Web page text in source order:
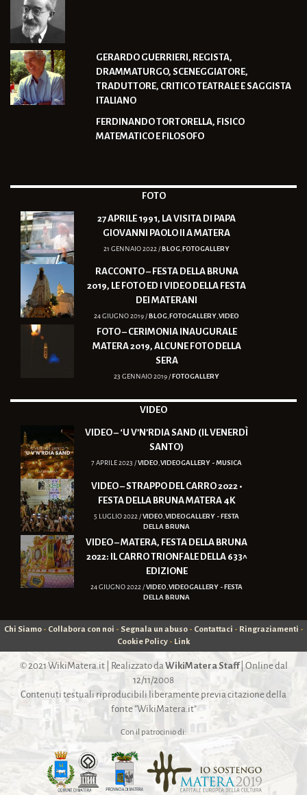
GERARDO GUERRIERI, REGISTA,
DRAMMATURGO, SCENEGGIATORE,
TRADUTTORE, CRITICO TEATRALE E SAGGISTA
ITALIANO
FERDINANDO TORTORELLA, FISICO
MATEMATICO E FILOSOFO
FOTO
27 APRILE 1991, LA VISITA DI PAPA
GIOVANNI PAOLO II A MATERA
21 GENNAIO 2022 /BLOG ,FOTOGALLERY
RACCONTO – FESTA DELLA BRUNA
2019, LE FOTO ED I VIDEO DELLA FESTA
DEI MATERANI
24 GIUGNO 2019 /BLOG,FOTOGALLERY,VIDEO
FOTO – CERIMONIA INAUGURALE
MATERA 2019, ALCUNE FOTO DELLA
SERA
23 GENNAIO 2019 /FOTOGALLERY
VIDEO
VIDEO – ‘U V’N’RDIA SAND (IL VENERDÌ
SANTO)
7 APRILE 2023 /VIDEO,VIDEOGALLERY - MUSICA
VIDEO – STRAPPO DEL CARRO 2022 •
FESTA DELLA BRUNA MATERA 4K
5 LUGLIO 2022 /VIDEO ,VIDEOGALLERY - FESTA
DELLA BRUNA
VIDEO – MATERA, FESTA DELLA BRUNA
2022: IL CARRO TRIONFALE DELLA 633^
EDIZIONE
24 GIUGNO 2022 /VIDEO ,VIDEOGALLERY - FESTA
DELLA BRUNA
Chi Siamo- Collabora con noi - Segnala un abuso- Contattaci - Ringraziamenti -
Cookie Policy - Link
© 2021WikiMatera.it| Realizzato da WikiMatera Staff| Online dal
12/11/2008
Contenuti testuali riproducibili liberamente previa citazione della
fonte "WikiMatera.it"
Con il patrocinio di: